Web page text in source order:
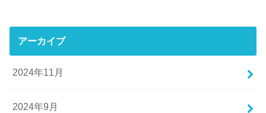
アーカイブ
2024年11月
2024年9月